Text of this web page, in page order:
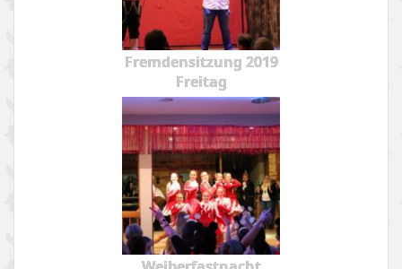
Fremdensitzung 2019
Freitag